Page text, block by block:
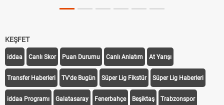
KEŞFET
iddaa Canlı Skor Puan Durumu Canlı Anlatım At Yarışı
Transfer Haberleri TV'de Bugün Süper Lig Fikstür Süper Lig Haberleri
iddaa Programı Galatasaray Fenerbahçe Beşiktaş Trabzonspor